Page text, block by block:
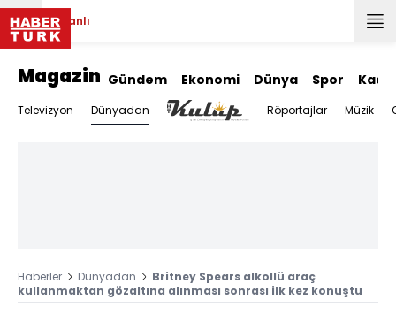
Canlı
Magazin Gündem Ekonomi Dünya Spor
Televizyon Dünyadan Röportajlar Müzik
Haberler Dünyadan
Britney Spears alkollü araç
kullanmaktan gözaltına alınması sonrası ilk kez konuştu